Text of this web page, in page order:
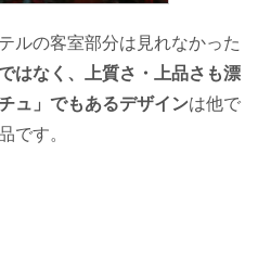
ルの客室部分は見れなかった
はなく、上質さ・上品さも漂
ュ」でもあるデザインは他で
です。